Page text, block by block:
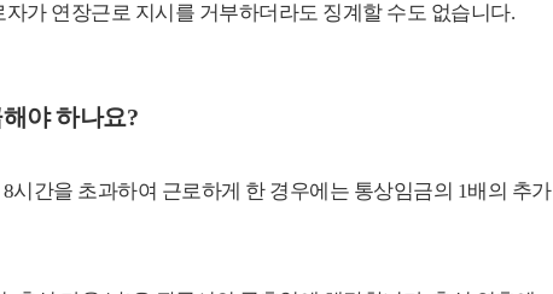
가 연장근로 지시를 거부하더라도 징계할 수도 없습니다.
야 하나요?
시간을 초과하여 근로하게 한 경우에는 통상임금의 1배의 추가